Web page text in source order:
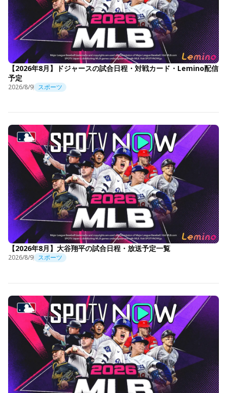
【2026年8月】ドジャースの試合日程・対戦カード・Lemino配信
予定
2026/8/9 スポーツ
【2026年8月】大谷翔平の試合日程・放送予定一覧
2026/8/9 スポーツ